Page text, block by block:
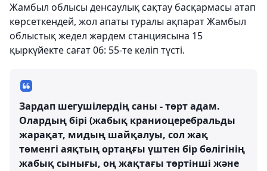
Жамбыл облысы денсаулық сақтау басқармасы атап
көрсеткендей, жол апаты туралы ақпарат Жамбыл
облыстық жедел жәрдем станциясына 15
қыркүйекте сағат 06: 55-те келіп түсті.
Зардап шегушілердің саны - төрт адам.
Олардың бірі (жабық краниоцеребральды
жарақат, мидың шайқалуы, сол жақ
төменгі аяқтың ортаңғы үштен бір бөлігінің
жабық сынығы, оң жақтағы төртінші және